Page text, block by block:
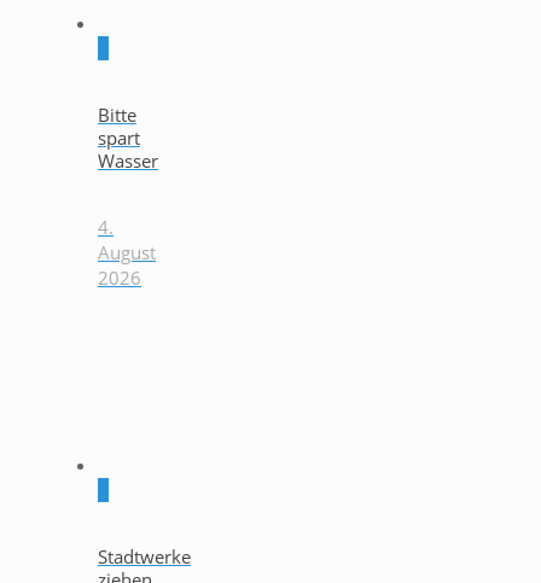
Bitte
spart
Wasser
4.
August
2026
Stadtwerke